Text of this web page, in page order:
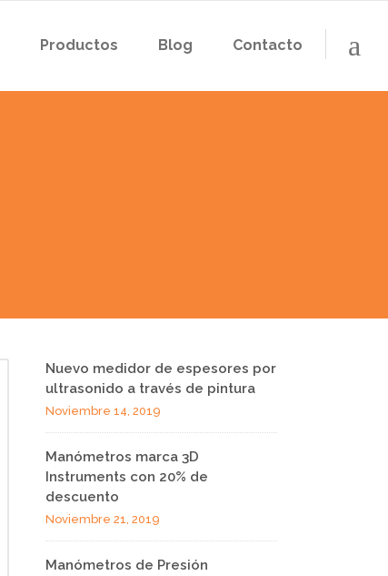
Productos Blog Contacto
Nuevo medidor de espesores por
ultrasonido a través de pintura
Noviembre 14, 2019
Manómetros marca 3D
Instruments con 20% de
descuento
Noviembre 21, 2019
Manómetros de Presión